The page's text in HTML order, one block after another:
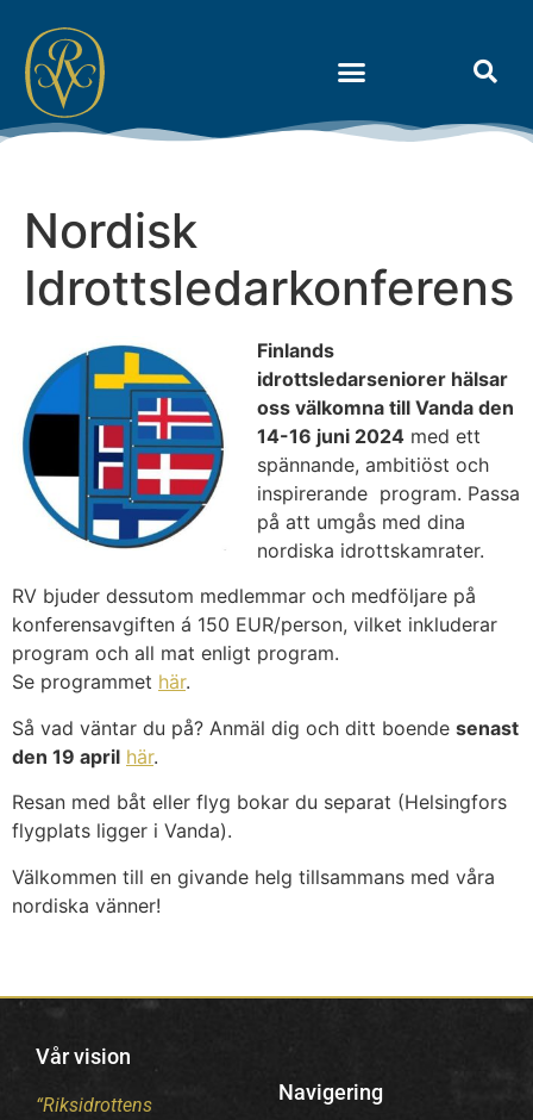
Nordisk
Idrottsledarkonferens
Finlands
idrottsledarseniorer hälsar
oss välkomna till Vanda den
14-16 juni 2024 med ett
spännande, ambitiöst och
inspirerande program. Passa
på att umgås med dina
nordiska idrottskamrater.
RV bjuder dessutom medlemmar och medföljare på
konferensavgiften á 150 EUR/person, vilket inkluderar
program och all mat enligt program.
Se programmet här.
Så vad väntar du på? Anmäl dig och ditt boende senast
den 19 april här.
Resan med båt eller flyg bokar du separat (Helsingfors
flygplats ligger i Vanda).
Välkommen till en givande helg tillsammans med våra
nordiska vänner!
Vår vision
“Riksidrottens
Navigering